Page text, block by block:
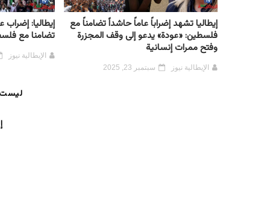
إيطاليا تشهد إضراباً عاماً حاشداً تضامناً مع
فلسطين: «عودة» يدعو إلى وقف المجزرة
وفتح ممرات إنسانية
الإيطالية نيوز سبتمبر 23, 2025
إيطاليا:
تضامنا مع
الإيطالية نيوز